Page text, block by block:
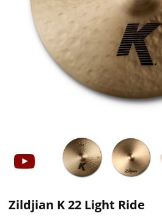
Zildjian K 22 Light Ride